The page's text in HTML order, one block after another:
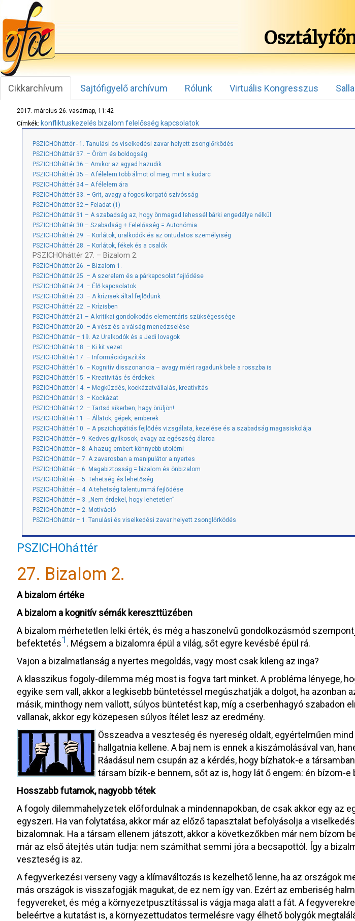
Cikkarchívum Sajtófigyelő archívum Rólunk Virtuális Kongresszus
2017. március 26. vasárnap, 11:42
Címkék: konfliktuskezelés bizalom felelősség kapcsolatok
PSZICHOháttér - 1. Tanulási és viselkedési zavar helyett zsonglőrködés
PSZICHOháttér 37. – Öröm és boldogság
PSZICHOháttér 36 – Amikor az agyad hazudik
PSZICHOháttér 35 – A félelem több álmot öl meg, mint a kudarc
PSZICHOháttér 34 – A félelem ára
PSZICHOháttér 33. – Grit, avagy a fogcsikorgató szívósság
PSZICHOháttér 32.– Feladat (1)
PSZICHOháttér 31 – A szabadság az, hogy önmagad lehessél bárki engedélye nélkül
PSZICHOháttér 30 – Szabadság + Felelősség = Autonómia
PSZICHOháttér 29. – Korlátok, uralkodók és az öntudatos személyiség
PSZICHOháttér 28. – Korlátok, fékek és a csalók
PSZICHOháttér 27. – Bizalom 2.
PSZICHOháttér 26. – Bizalom 1.
PSZICHOháttér 25. – A szerelem és a párkapcsolat fejlődése
PSZICHOháttér 24. – Élő kapcsolatok
PSZICHOháttér 23. – A krízisek által fejlődünk
PSZICHOháttér 22. – Krízisben
PSZICHOháttér 21.– A kritikai gondolkodás elementáris szükségessége
PSZICHOháttér 20. – A vész és a válság menedzselése
PSZICHOháttér – 19. Az Uralkodók és a Jedi lovagok
PSZICHOháttér 18. – Ki kit vezet
PSZICHOháttér 17. – Információigazítás
PSZICHOháttér 16. – Kognitív disszonancia – avagy miért ragadunk bele a rosszba is
PSZICHOháttér 15. – Kreativitás és érdekek
PSZICHOháttér 14. – Megküzdés, kockázatvállalás, kreativitás
PSZICHOháttér 13. – Kockázat
PSZICHOháttér 12. – Tartsd sikerben, hagy örüljön!
PSZICHOháttér 11. – Állatok, gépek, emberek
PSZICHOháttér 10. – A pszichopátiás fejlődés vizsgálata, kezelése és a szabadság magasiskolája
PSZICHOháttér – 9. Kedves gyilkosok, avagy az egészség álarca
PSZICHOháttér – 8. A hazug embert könnyebb utolérni
PSZICHOháttér – 7. A zavarosban a manipulátor a nyertes
PSZICHOháttér – 6. Magabiztosság = bizalom és önbizalom
PSZICHOháttér – 5. Tehetség és lehetőség
PSZICHOháttér – 4. A tehetség talentummá fejlődése
PSZICHOháttér – 3. „Nem érdekel, hogy lehetetlen”
PSZICHOháttér – 2. Motiváció
PSZICHOháttér – 1. Tanulási és viselkedési zavar helyett zsonglőrködés
PSZICHOháttér
27. Bizalom 2.
A bizalom értéke
A bizalom a kognitív sémák kereszttüzében
A bizalom mérhetetlen lelki érték, és még a haszonelvű gondolkozásmód
befektetés1. Mégsem a bizalomra épül a világ, sőt egyre kevésbé épül rá.
Vajon a bizalmatlanság a nyertes megoldás, vagy most csak kileng az inga?
A klasszikus fogoly-dilemma még most is fogva tart minket. A probléma lényege,
egyike sem vall, akkor a legkisebb büntetéssel megúszhatják a dolgot, ha azonban
másik, minthogy nem vallott, súlyos büntetést kap, míg a cserbenhagyó szabadon
vallanak, akkor egy közepesen súlyos ítélet lesz az eredmény.
Összeadva a veszteség és nyereség oldalt, egyértelműen
hallgatnia kellene. A baj nem is ennek a kiszámolásával van,
Ráadásul nem csupán az a kérdés, hogy bízhatok-e a
társam bízik-e bennem, sőt az is, hogy lát ő engem: én bízom-e
Hosszabb futamok, nagyobb tétek
A fogoly dilemmahelyzetek előfordulnak a mindennapokban, de csak akkor egy az
egyszeri. Ha van folytatása, akkor már az előző tapasztalat befolyásolja a
bizalomnak. Ha a társam ellenem játszott, akkor a következőkben már nem bízom
már az első átejtés után tudja: nem számíthat semmi jóra a becsapottól. Így a
veszteség is az.
A fegyverkezési verseny vagy a klímaváltozás is kezelhető lenne, ha az országok
más országok is visszafogják magukat, de ez nem így van. Ezért az emberiség
fegyvereket, és még a környezetpusztítással is vágja maga alatt a fát. A
beleértve a kutatást is, a környezettudatos termelésre vagy élhető bolygók